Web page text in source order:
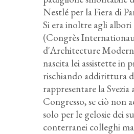
Nestlé per laFiera di
Si era inoltre agli
(Congrès
d'Architecture
nascita lei assistette in
rischiando addirittura
rappresentare la Svezia
Congresso, se ciò non
solo per le gelosie dei
conterranei colleghi